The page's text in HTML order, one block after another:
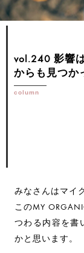
vol.240 影響
からも見つか
column
みなさんはマイ
このMY
つわる内容を書
かと思います。